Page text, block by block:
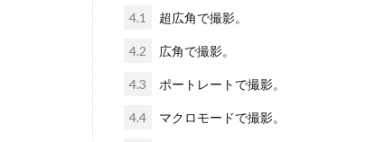
4.1 超広角で撮影。
4.2 広角で撮影。
4.3 ポートレートで撮影。
4.4 マクロモードで撮影。